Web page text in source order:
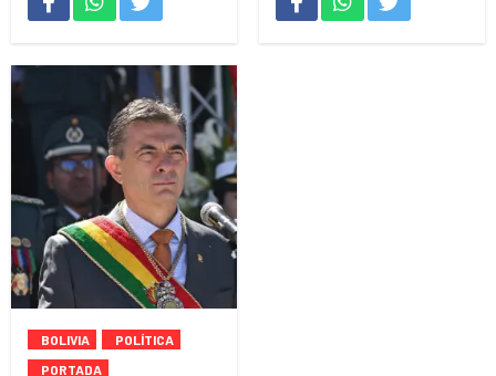
BOLIVIA
POLÍTICA
PORTADA